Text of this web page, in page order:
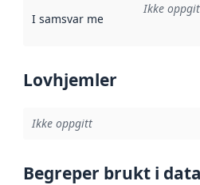
I samsvar med Referanse til
Ikke
Lovhjemler
Ikke oppgitt
Begreper brukt i